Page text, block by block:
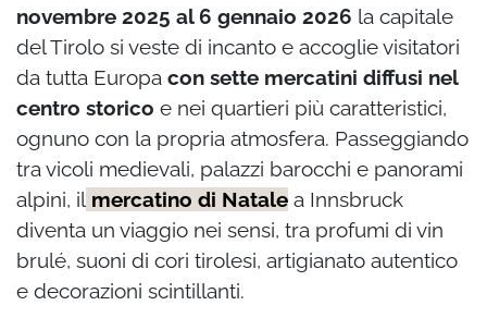
novembre 2025 al 6 gennaio 2026 la capitale
del Tirolo si veste di incanto e accoglie visitatori
da tutta Europa con sette mercatini diffusi nel
centro storico e nei quartieri più caratteristici,
ognuno con la propria atmosfera. Passeggiando
tra vicoli medievali, palazzi barocchi e panorami
alpini, il mercatino di Natale a Innsbruck
diventa un viaggio nei sensi, tra profumi di vin
brulé, suoni di cori tirolesi, artigianato autentico
e decorazioni scintillanti.